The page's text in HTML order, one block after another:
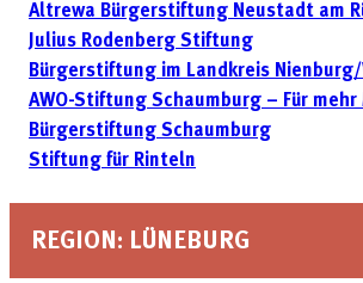
Altrewa Bürgerstiftung Neustadt am
Julius Rodenberg Stiftung
Bürgerstiftung im Landkreis
AWO-Stiftung Schaumburg – Für
Bürgerstiftung Schaumburg
Stiftung für Rinteln
REGION: LÜNEBURG